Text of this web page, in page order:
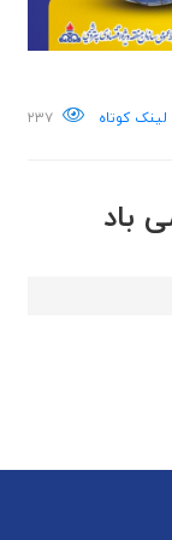
لینک کوتاه ۲۳۷
باد